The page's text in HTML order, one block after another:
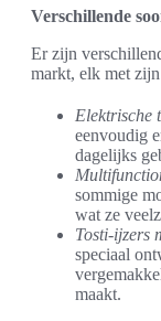
Verschillende
Er zijn
markt, elk met
Elektrische
eenvoudig
dagelijks
sommige
wat ze
Tosti-ijzers
speciaal
maakt.